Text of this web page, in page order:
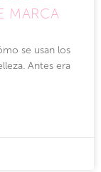
MARCA
se usan los
Antes era